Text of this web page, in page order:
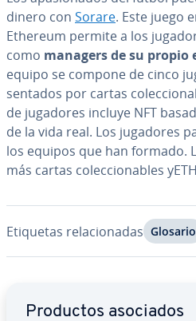
dinero con Sorare. Este juego
Ethereum permite a los
como managers de su propio
equipo se compone de cinco
se­n­ta­dos por cartas
de jugadores incluye NFT
de la vida real. Los jugadores
los equipos que han formado.
más cartas co­le­c­cio­na­bles
Etiquetas re­la­cio­na­das Glosario
Productos asociados